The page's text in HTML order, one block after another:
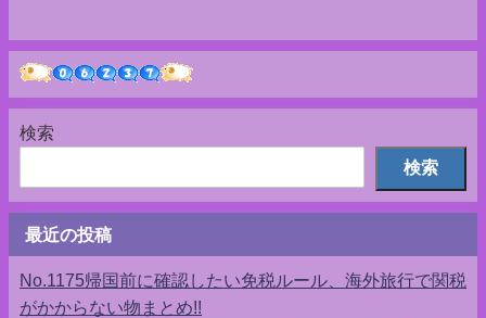
検索
検索
最近の投稿
No.1175帰国前に確認したい免税ルール、海外旅行で関税
がかからない物まとめ!!